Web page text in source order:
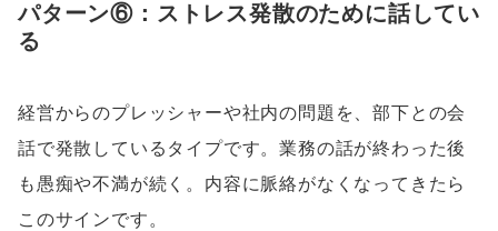
パターン⑥：ストレス発散のために話してい
る
経営からのプレッシャーや社内の問題を、部下との会
話で発散しているタイプです。業務の話が終わった後
も愚痴や不満が続く。内容に脈絡がなくなってきたら
このサインです。